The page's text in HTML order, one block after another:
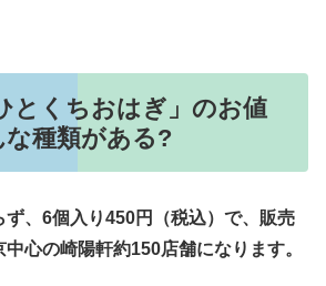
とくちおはぎ」のお値
種類がある?
ず、6個入り450円（税込）で、販売
心の崎陽軒約150店舗になります。